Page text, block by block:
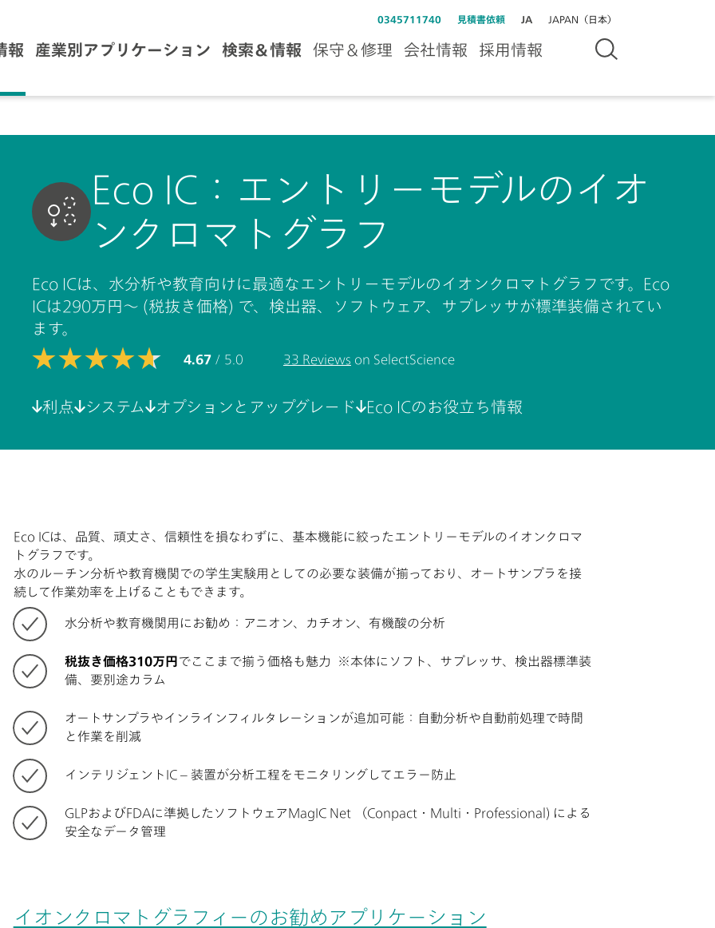
0345711740 見積書依頼 JA JAPAN（日本）
報 産業別アプリケーション 検索＆情報 保守＆修理 会社情報 採用情報
Eco IC：エントリーモデルのイオ
ンクロマトグラフ
Eco ICは、水分析や教育向けに最適なエントリーモデルのイオンクロマトグラフです。Eco
ICは290万円～ (税抜き価格) で、検出器、ソフトウェア、サプレッサが標準装備されてい
ます。
4.67/ 5.0 33 Reviews on SelectScience
利点 システム オプションとアップグレード Eco ICのお役立ち情報
Eco ICは、品質、頑丈さ、信頼性を損なわずに、基本機能に絞ったエントリーモデルのイオンクロマ
トグラフです。
水のルーチン分析や教育機関での学生実験用としての必要な装備が揃っており、オートサンプラを接
続して作業効率を上げることもできます。
水分析や教育機関用にお勧め：アニオン、カチオン、有機酸の分析
税抜き価格310万円 でここまで揃う価格も魅力 ※本体にソフト、サプレッサ、検出器標準装
備、要別途カラム
オートサンプラやインラインフィルタレーションが追加可能：自動分析や自動前処理で時間
と作業を削減
インテリジェントIC – 装置が分析工程をモニタリングしてエラー防止
GLPおよびFDAに準拠したソフトウェアMagIC Net （Conpact・Multi・Professional) による
安全なデータ管理
イオンクロマトグラフィーのお勧めアプリケーション